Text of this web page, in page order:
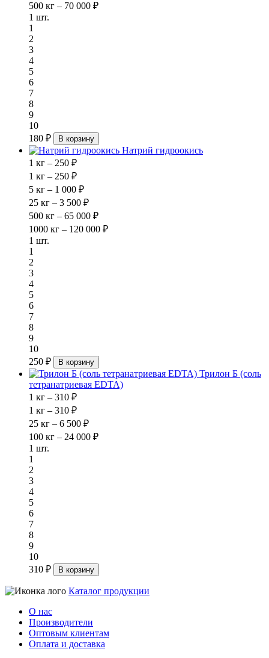
500 кг – 70 000 ₽
1 шт.
1
2
3
4
5
6
7
8
9
10
180 ₽
В корзину
Натрий гидроокись
1 кг – 250 ₽
1 кг – 250 ₽
5 кг – 1 000 ₽
25 кг – 3 500 ₽
500 кг – 65 000 ₽
1000 кг – 120 000 ₽
1 шт.
1
2
3
4
5
6
7
8
9
10
250 ₽
В корзину
Трилон Б (соль
тетранатриевая EDTA)
1 кг – 310 ₽
1 кг – 310 ₽
25 кг – 6 500 ₽
100 кг – 24 000 ₽
1 шт.
1
2
3
4
5
6
7
8
9
10
310 ₽
В корзину
Каталог продукции
О нас
Производители
Оптовым клиентам
Оплата и доставка